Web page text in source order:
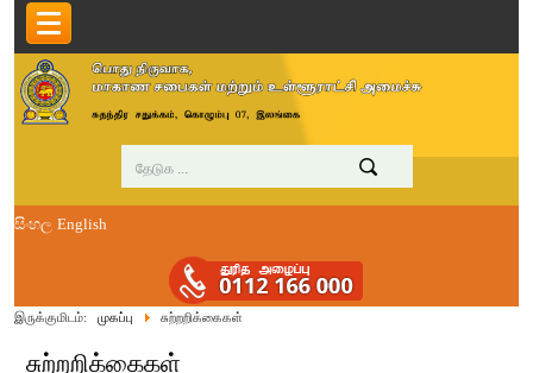
සිංහල English
இருக்குமிடம்: முகப்பு சுற்றறிக்கைகள்
சுற்றறிக்கைகள்